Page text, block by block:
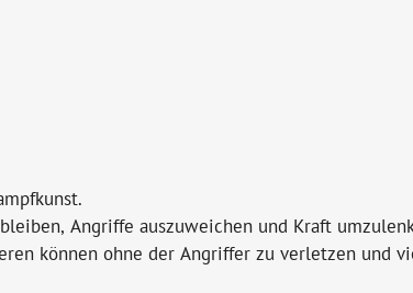
Angriffe auszuweichen und Kraft
können ohne der Angriffer zu verletzen und